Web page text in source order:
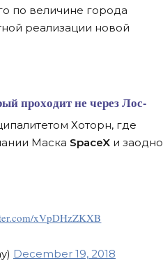
по величине города
реализации новой
проходит не через Лос-
Хоторн, где
Маска SpaceXи заодно
xVpDHzZKXB
December 19, 2018